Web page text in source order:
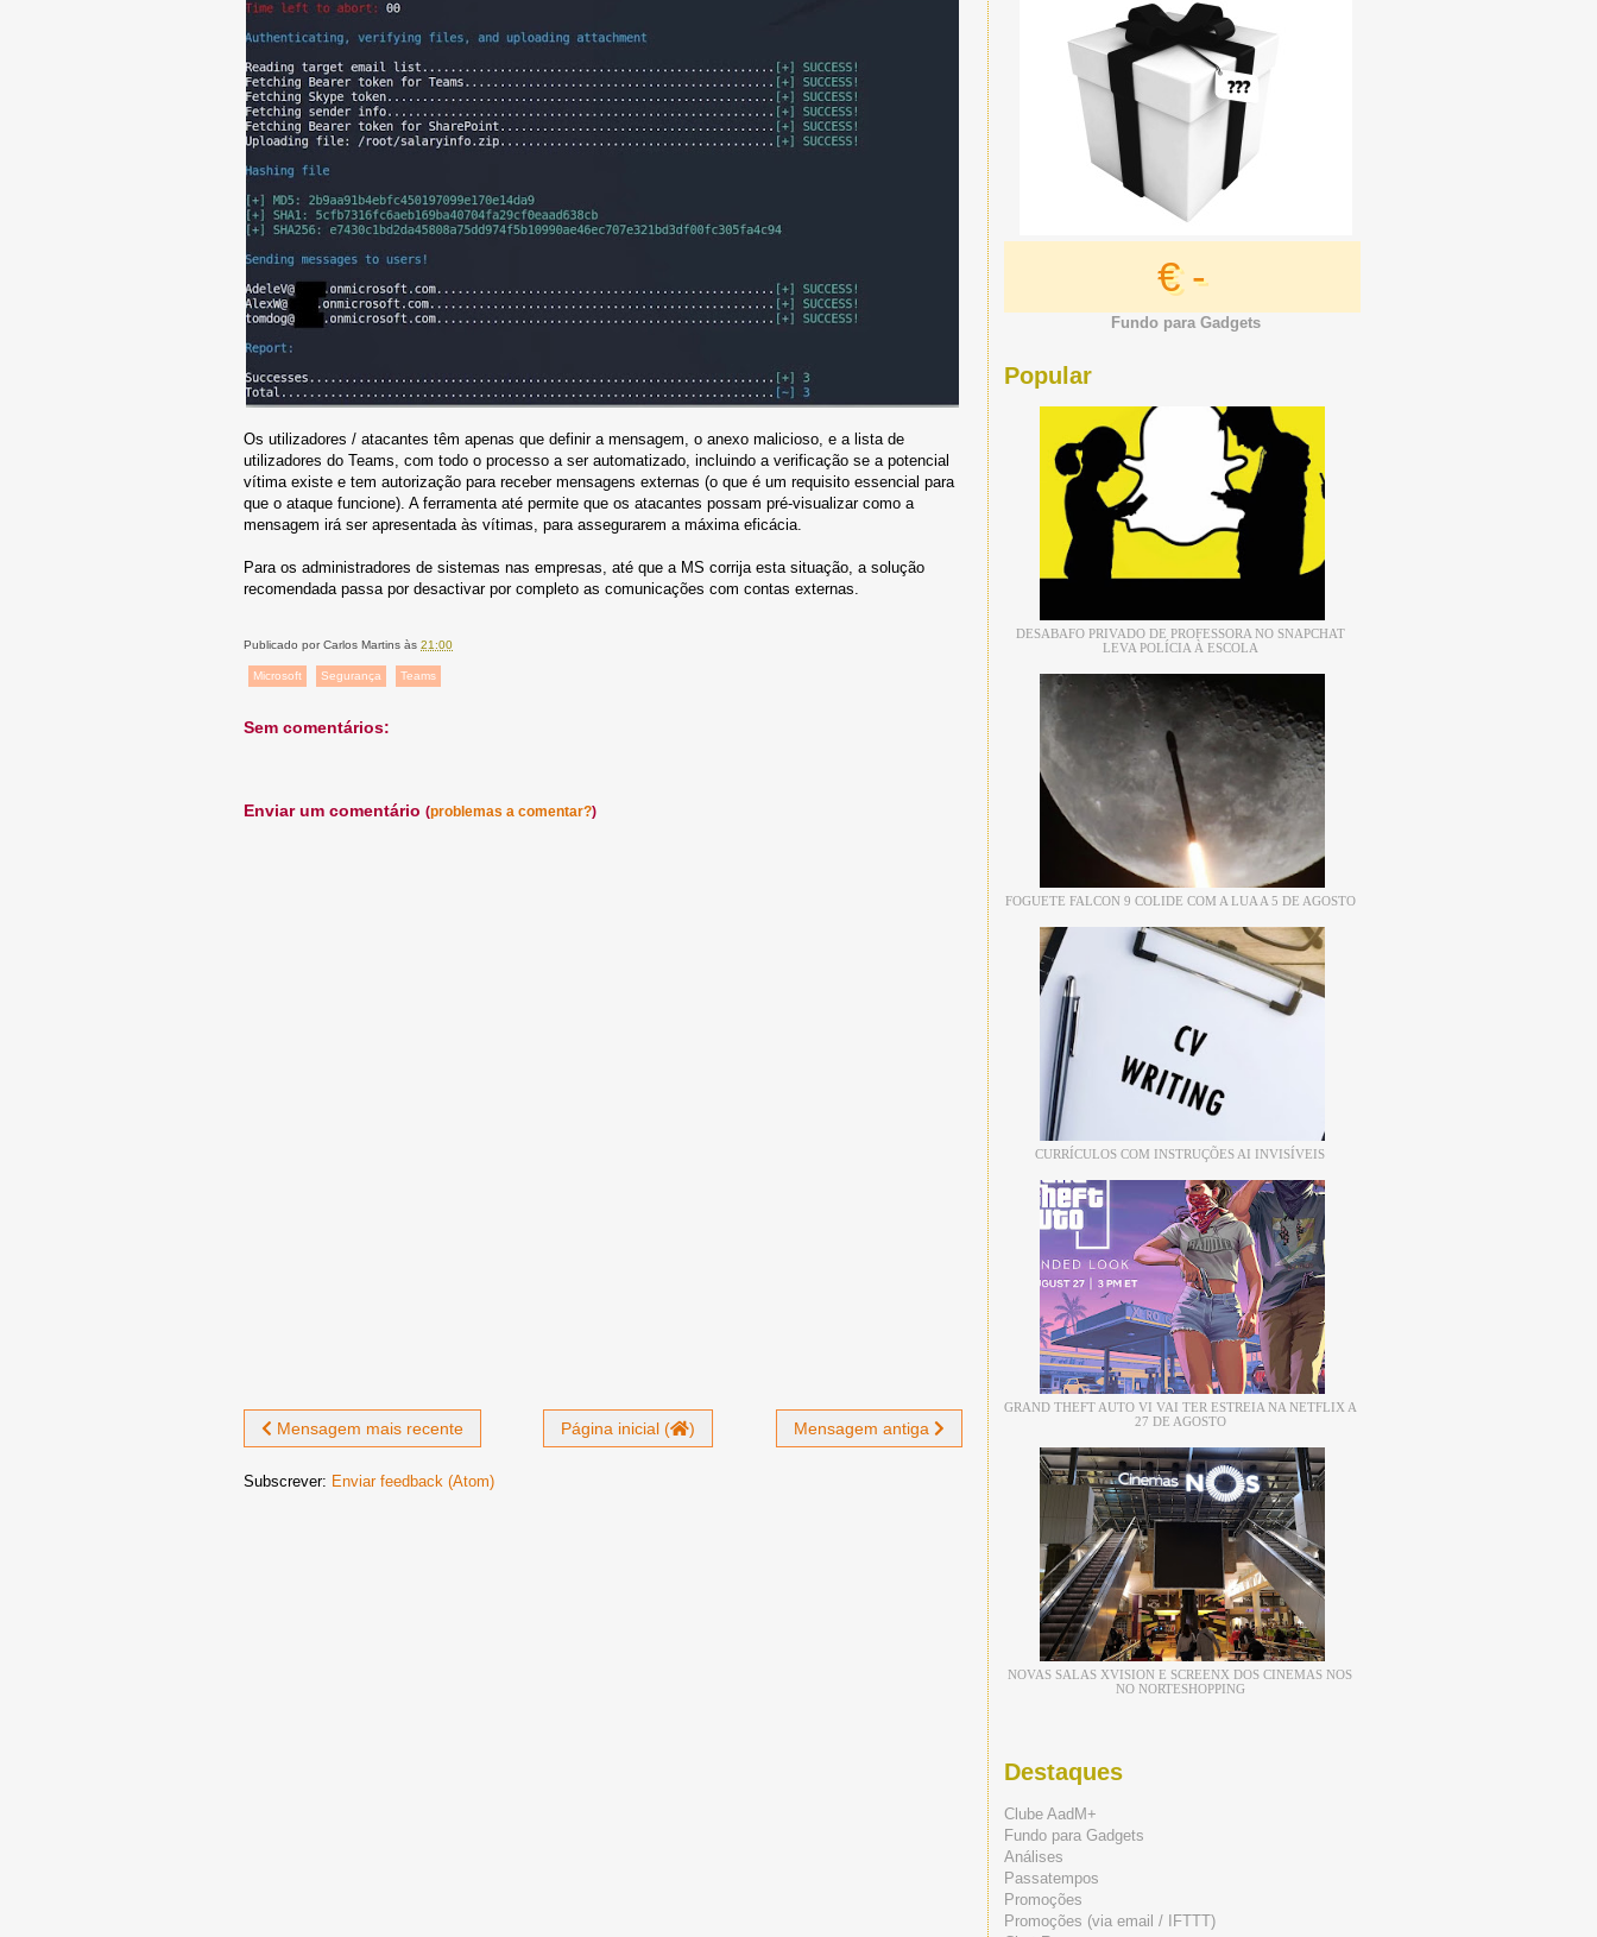
Os utilizadores / atacantes têm apenas que definir a mensagem, o anexo malicioso, e a lista de
utilizadores do Teams, com todo o processo a ser automatizado, incluindo a verificação se a potencial
vítima existe e tem autorização para receber mensagens externas (o que é um requisito essencial para
que o ataque funcione). A ferramenta até permite que os atacantes possam pré-visualizar como a
mensagem irá ser apresentada às vítimas, para assegurarem a máxima eficácia.
Para os administradores de sistemas nas empresas, até que a MS corrija esta situação, a solução
recomendada passa por desactivar por completo as comunicações com contas externas.
Publicado porCarlos Martins às 21:00
Microsoft Segurança Teams
Sem comentários:
Enviar um comentário (problemas a comentar?)
Mensagem mais recente Mensagem antiga
Página inicial ( )
Subscrever: Enviar feedback (Atom)
€ -
Fundo para Gadgets
Popular
DESABAFO PRIVADO DE PROFESSORA NO SNAPCHAT
LEVA POLÍCIA À ESCOLA
FOGUETE FALCON 9 COLIDE COM A LUA A 5 DE AGOSTO
CURRÍCULOS COM INSTRUÇÕES AI INVISÍVEIS
GRAND THEFT AUTO VI VAI TER ESTREIA NA NETFLIX A
27 DE AGOSTO
NOVAS SALAS XVISION E SCREENX DOS CINEMAS NOS
NO NORTESHOPPING
Destaques
Clube AadM+
Fundo para Gadgets
Análises
Passatempos
Promoções
Promoções (via email / IFTTT)